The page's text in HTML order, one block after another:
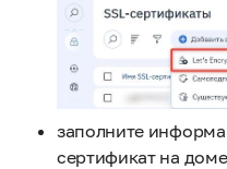
заполните
сертификат на